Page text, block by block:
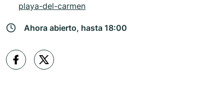
playa-del-carmen
Ahora abierto, hasta 18:00